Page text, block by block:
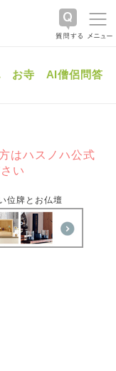
お寺 AI僧侶問答
はハスノハ公式
い
位牌とお仏壇